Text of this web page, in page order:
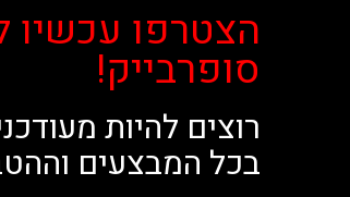
הצטרפו עכשיו
סופרבייק!
רוצים להיות
בכל המבצעים